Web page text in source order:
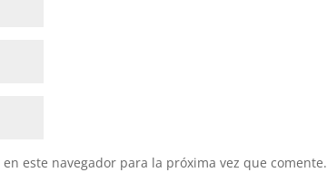
este navegador para la próxima vez que comente.